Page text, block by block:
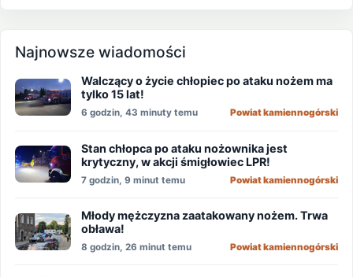
Najnowsze wiadomości
Walczący o życie chłopiec po ataku nożem ma
tylko 15 lat!
6 godzin, 43 minuty temu Powiat kamiennogórski
Stan chłopca po ataku nożownika jest
krytyczny, w akcji śmigłowiec LPR!
7 godzin, 9 minut temu Powiat kamiennogórski
Młody mężczyzna zaatakowany nożem. Trwa
obława!
8 godzin, 26 minut temu Powiat kamiennogórski